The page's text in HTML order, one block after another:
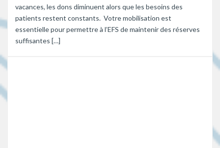
vacances, les dons diminuent alors que les besoins des
patients restent constants. Votre mobilisation est
essentielle pour permettre à l’EFS de maintenir des réserves
suffisantes […]